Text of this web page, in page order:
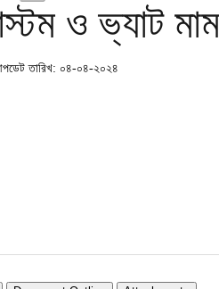
ও ভ্যাট
তারিখ: ০৪-০৪-২০২৪